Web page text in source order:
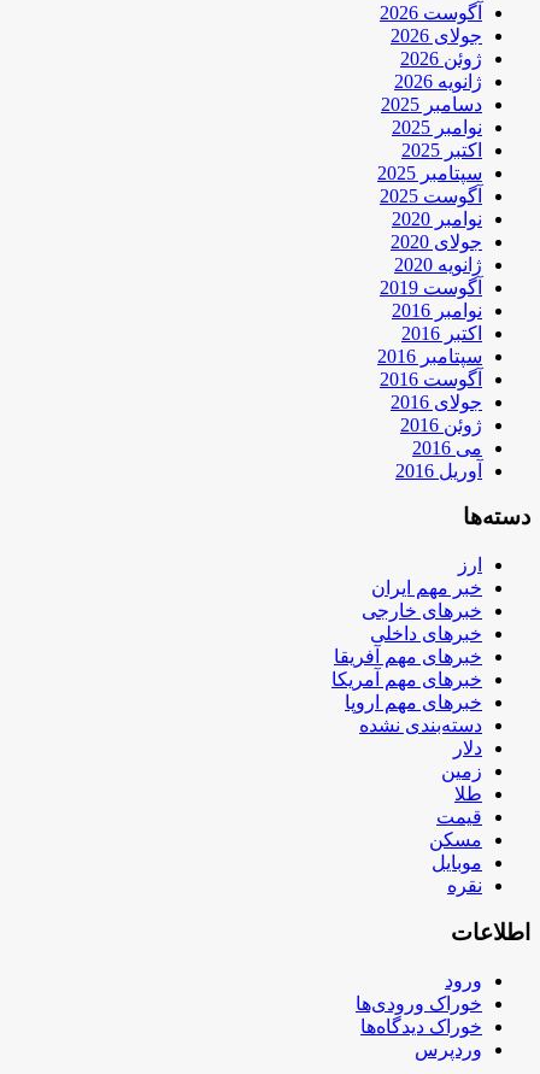
آگوست 2026
جولای 2026
ژوئن 2026
ژانویه 2026
دسامبر 2025
نوامبر 2025
اکتبر 2025
سپتامبر 2025
آگوست 2025
نوامبر 2020
جولای 2020
ژانویه 2020
آگوست 2019
نوامبر 2016
اکتبر 2016
سپتامبر 2016
آگوست 2016
جولای 2016
ژوئن 2016
می 2016
آوریل 2016
دسته‌ها
ارز
خبر مهم ایران
خبرهای خارجی
خبرهای داخلی
خبرهای مهم آفریقا
خبرهای مهم آمریکا
خبرهای مهم اروپا
دسته‌بندی نشده
دلار
زمین
طلا
قیمت
مسکن
موبایل
نقره
اطلاعات
ورود
خوراک ورودی‌ها
خوراک دیدگاه‌ها
وردپرس